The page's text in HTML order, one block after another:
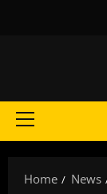
Primary
Home News